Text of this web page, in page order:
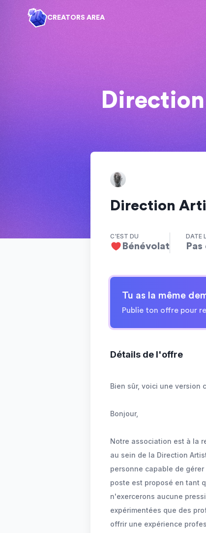
CREATORS AREA
Direction
C'EST DU
Bénévolat
DATE
Tu as la même
Publie ton offre pour
Détails de l'offre
Bien sûr, voici une version
Bonjour,
Notre association est à la
au sein de la Direction
personne capable de
poste est proposé en tant
n'exercerons aucune
expérimentées que des
offrir une expérience